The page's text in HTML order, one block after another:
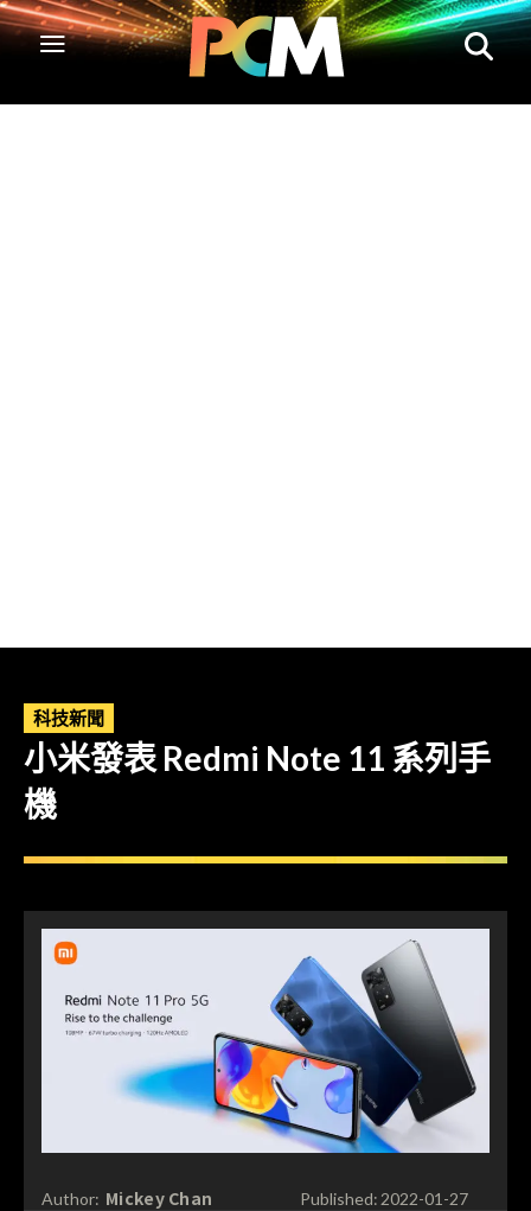
科技新聞
小米發表 Redmi Note 11 系列手
機
Author: Mickey Chan Published:2022-01-27